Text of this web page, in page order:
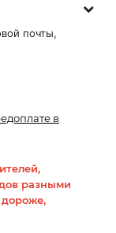
почты,
в
разными
дороже,